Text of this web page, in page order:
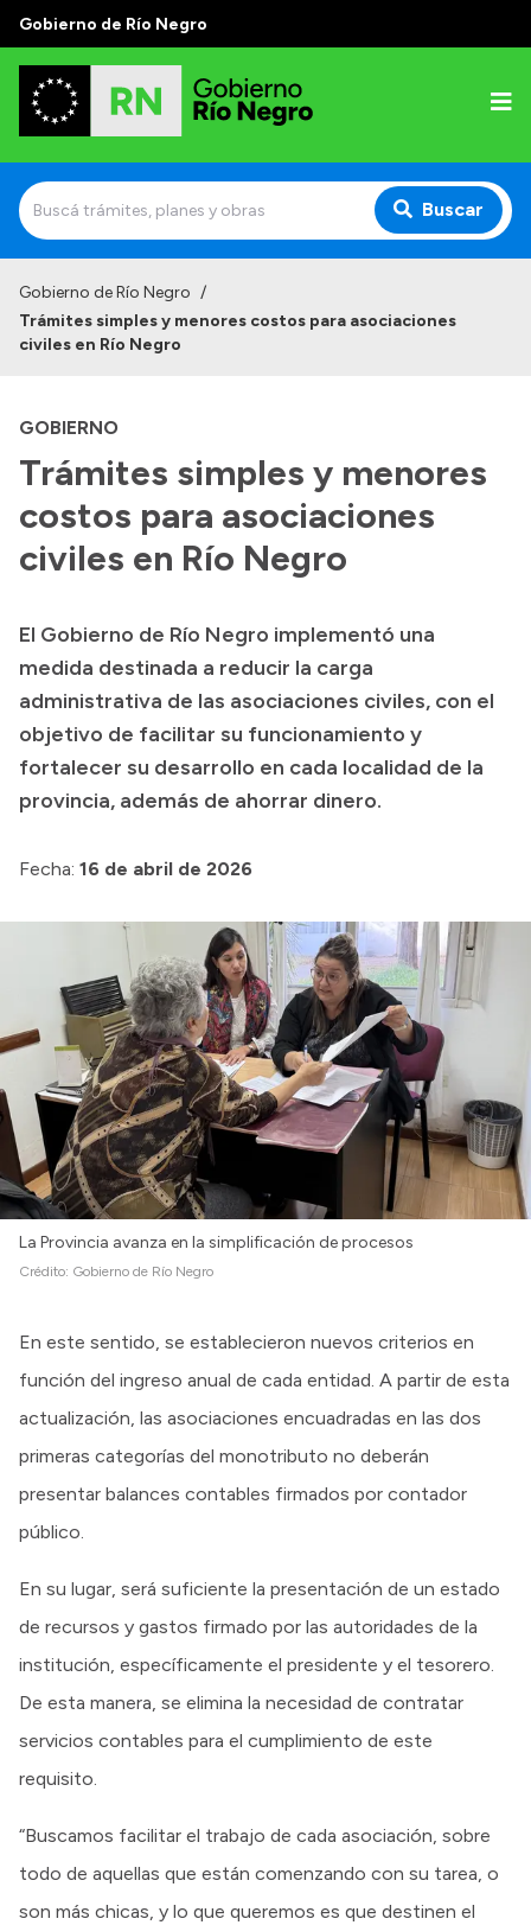
Gobierno de Río Negro
Buscar
Autoridades
Autoridades y Organismos
Discursos en la Legislatura
Casa de Gobierno
Acerca de Río Negro
Geografía
Invertí en Río Negro
Transparencia
Compras y licitaciones
Consulta de expedientes
Consulta de pago a proveedores
Convocatorias
Intranet
Login
Gobierno de Río Negro /
Trámites simples y menores costos para asociaciones
civiles en Río Negro
GOBIERNO
Trámites simples y menores
costos para asociaciones
civiles en Río Negro
El Gobierno de Río Negro implementó una
medida destinada a reducir la carga
administrativa de las asociaciones civiles, con el
objetivo de facilitar su funcionamiento y
fortalecer su desarrollo en cada localidad de la
provincia, además de ahorrar dinero.
Fecha: 16 de abril de 2026
La Provincia avanza en la simplificación de procesos
Crédito: Gobierno de Río Negro
En este sentido, se establecieron nuevos criterios en
función del ingreso anual de cada entidad. A partir de esta
actualización, las asociaciones encuadradas en las dos
primeras categorías del monotributo no deberán
presentar balances contables firmados por contador
público.
En su lugar, será suficiente la presentación de un estado
de recursos y gastos firmado por las autoridades de la
institución, específicamente el presidente y el tesorero.
De esta manera, se elimina la necesidad de contratar
servicios contables para el cumplimiento de este
requisito.
“Buscamos facilitar el trabajo de cada asociación, sobre
todo de aquellas que están comenzando con su tarea, o
son más chicas, y lo que queremos es que destinen el